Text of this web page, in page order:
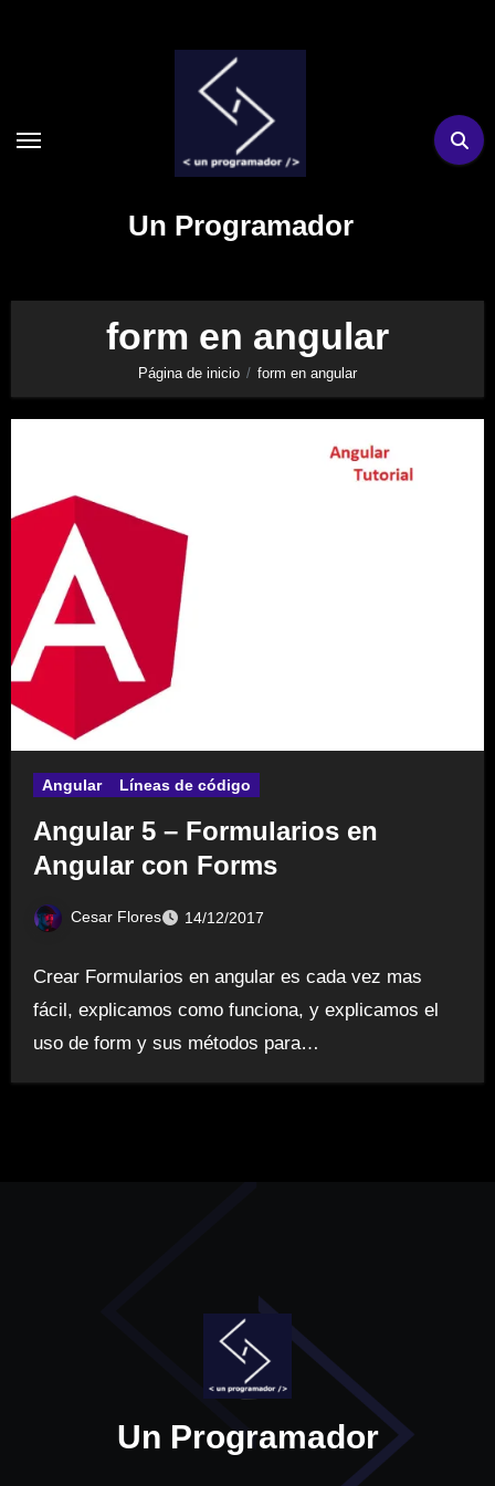
Un Programador
form en angular
Página de inicio form en angular
Angular Líneas de código
Angular 5 – Formularios en
Angular con Forms
Cesar Flores 14/12/2017
Crear Formularios en angular es cada vez mas
fácil, explicamos como funciona, y explicamos el
uso de form y sus métodos para…
Un Programador